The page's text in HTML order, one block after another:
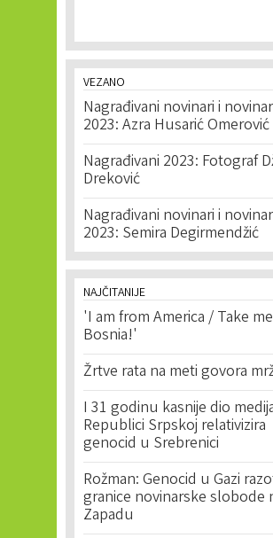
VEZANO
Nagrađivani novinari i
2023: Azra Husarić Omerović
Nagrađivani 2023: Fotograf
Dreković
Nagrađivani novinari i
2023: Semira Degirmendžić
NAJČITANIJE
'I am from America / Take
Bosnia!'
Žrtve rata na meti govora
I 31 godinu kasnije dio
Republici Srpskoj relativizira
genocid u Srebrenici
Rožman: Genocid u Gazi
granice novinarske slobode
Zapadu